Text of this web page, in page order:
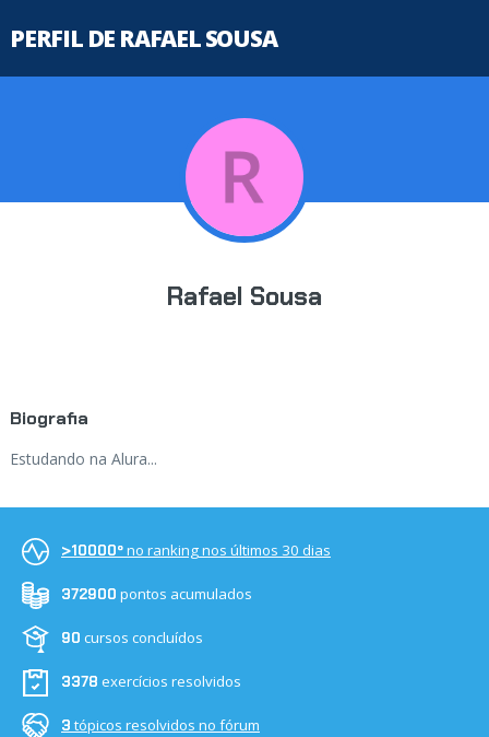
PERFIL DE RAFAEL SOUSA
Rafael Sousa
Biografia
Estudando na Alura...
>10000ºno ranking nos últimos 30 dias
372900 pontos acumulados
90 cursos concluídos
3378 exercícios resolvidos
3 tópicos resolvidos no fórum